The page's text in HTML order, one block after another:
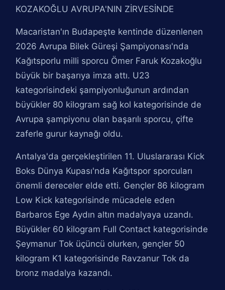
KOZAKOĞLU AVRUPA'NIN ZİRVESİNDE
Macaristan'ın Budapeşte kentinde düzenlenen
2026 Avrupa Bilek Güreşi Şampiyonası'nda
Kağıtsporlu milli sporcu Ömer Faruk Kozakoğlu
büyük bir başarıya imza attı. U23
kategorisindeki şampiyonluğunun ardından
büyükler 80 kilogram sağ kol kategorisinde de
Avrupa şampiyonu olan başarılı sporcu, çifte
zaferle gurur kaynağı oldu.
Antalya'da gerçekleştirilen 11. Uluslararası Kick
Boks Dünya Kupası'nda Kağıtspor sporcuları
önemli dereceler elde etti. Gençler 86 kilogram
Low Kick kategorisinde mücadele eden
Barbaros Ege Aydın altın madalyaya uzandı.
Büyükler 60 kilogram Full Contact kategorisinde
Şeymanur Tok üçüncü olurken, gençler 50
kilogram K1 kategorisinde Ravzanur Tok da
bronz madalya kazandı.